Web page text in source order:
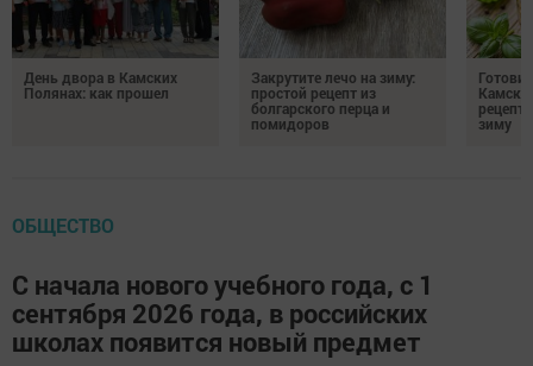
День двора в Камских
Полянах: как прошел
Закрутите лечо на зиму:
простой рецепт из
болгарского перца и
помидоров
зиму
ОБЩЕСТВО
С начала нового учебного года, с 1
сентября 2026 года, в российских
школах появится новый предмет